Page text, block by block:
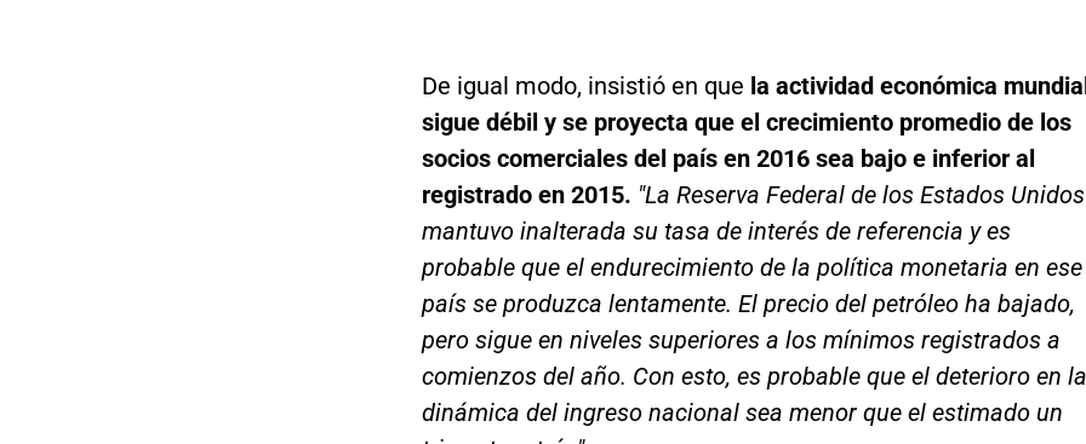
De igual modo, insistió en que la actividad económica
sigue débil y se proyecta que el crecimiento promedio de los
socios comerciales del país en 2016 sea bajo e inferior al
registrado en 2015. "La Reserva Federal de los Estados Unidos
mantuvo inalterada su tasa de interés de referencia y es
probable que el endurecimiento de la política monetaria en ese
país se produzca lentamente. El precio del petróleo ha bajado,
pero sigue en niveles superiores a los mínimos registrados a
comienzos del año. Con esto, es probable que el deterioro en la
dinámica del ingreso nacional sea menor que el estimado un